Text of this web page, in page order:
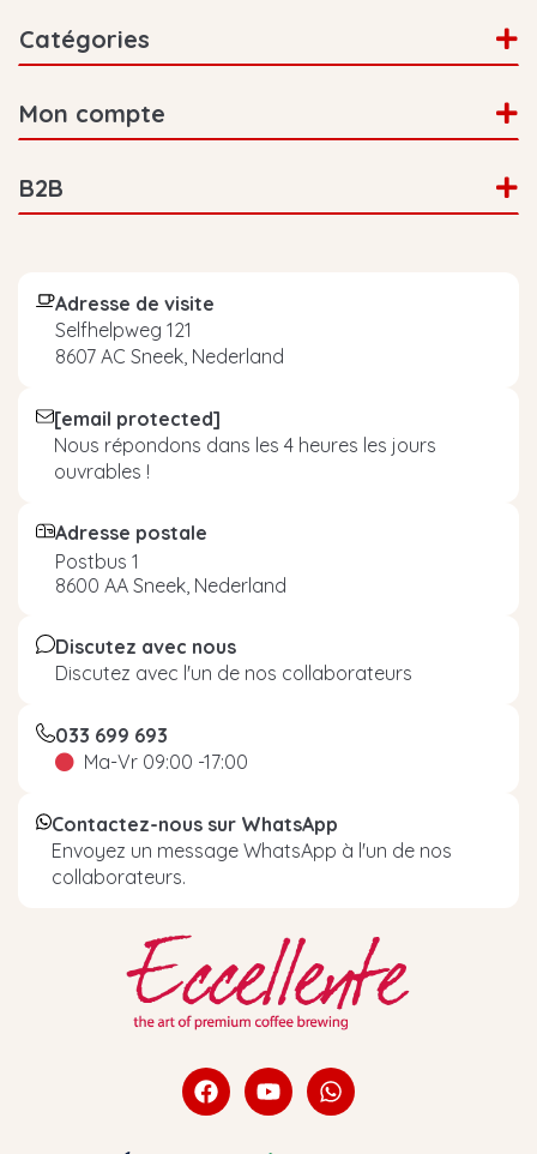
Catégories
Mon compte
B2B
Adresse de visite
Selfhelpweg 121
8607 AC Sneek, Nederland
[email protected]
Nous répondons dans les 4 heures les jours
ouvrables !
Adresse postale
Postbus 1
8600 AA Sneek, Nederland
Discutez avec nous
Discutez avec l'un de nos collaborateurs
033 699 693
Ma-Vr 09:00 -17:00
Contactez-nous sur WhatsApp
Envoyez un message WhatsApp à l'un de nos
collaborateurs.